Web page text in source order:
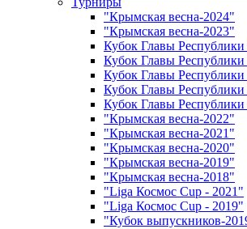
"Крымская весна-2024"
"Крымская весна-2023"
Кубок Главы
Кубок Главы
Кубок Главы
Кубок Главы
Кубок Главы
"Крымская весна-2022"
"Крымская весна-2021"
"Крымская весна-2020"
"Крымская весна-2019"
"Крымская весна-2018"
"Liga Космос Cup - 2021"
"Liga Космос Cup - 2019"
"Кубок выпускников-